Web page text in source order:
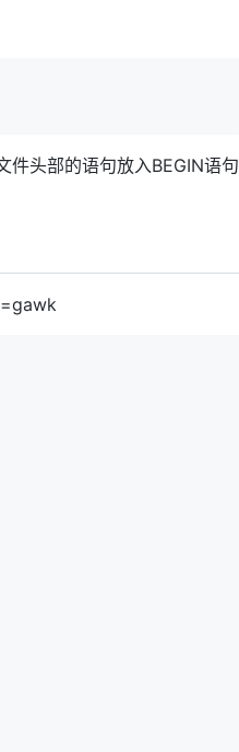
头部的语句放入BEGIN语句